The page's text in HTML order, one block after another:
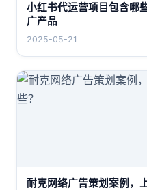
小红书代运营项目包含哪
广产品
2025-05-21
耐克网络广告策划案例，